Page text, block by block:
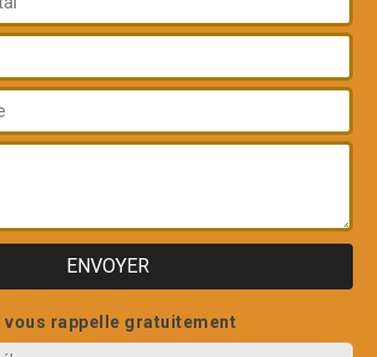
vous rappelle gratuitement